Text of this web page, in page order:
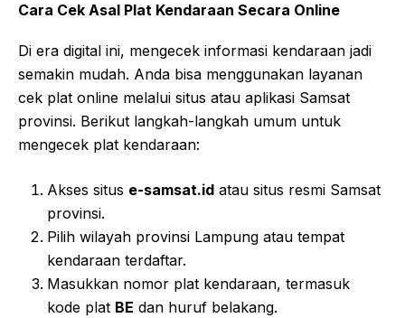
Cara Cek Asal Plat Kendaraan Secara Online
Di era digital ini, mengecek informasi kendaraan jadi
semakin mudah. Anda bisa menggunakan layanan
cek plat online melalui situs atau aplikasi Samsat
provinsi. Berikut langkah-langkah umum untuk
mengecek plat kendaraan:
Akses situs e-samsat.id atau situs resmi Samsat
provinsi.
Pilih wilayah provinsi Lampung atau tempat
kendaraan terdaftar.
Masukkan nomor plat kendaraan, termasuk
kode plat BE dan huruf belakang.